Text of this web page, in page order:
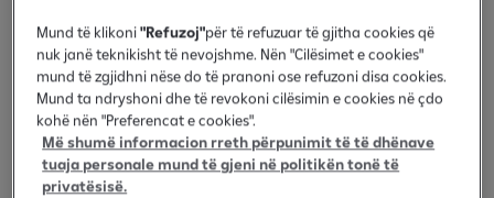
Mund të klikoni"Refuzoj"për të refuzuar të gjitha cookies që
nuk janë teknikisht të nevojshme. Nën "Cilësimet e cookies"
mund të zgjidhni nëse do të pranoni ose refuzoni disa cookies.
Mund ta ndryshoni dhe të revokoni cilësimin e cookies në çdo
kohë nën "Preferencat e cookies".
Më shumë informacion rreth përpunimit të të dhënave
tuaja personale mund të gjeni në politikën tonë të
privatësisë.